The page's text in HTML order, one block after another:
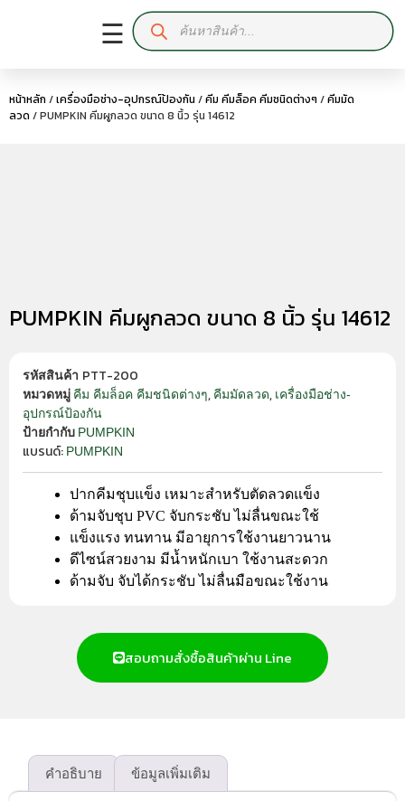
☰
หน้าหลัก /เครื่องมือช่าง-อุปกรณ์ป้องกัน /คีม คีมล็อค คีมชนิดต่างๆ /คีมมัด
ลวด / PUMPKIN คีมผูกลวด ขนาด 8 นิ้ว รุ่น 14612
PUMPKIN คีมผูกลวด ขนาด 8 นิ้ว รุ่น 14612
รหัสสินค้า PTT-200
หมวดหมู่ คีม คีมล็อค คีมชนิดต่างๆ, คีมมัดลวด, เครื่องมือช่าง-
อุปกรณ์ป้องกัน
ป้ายกำกับ PUMPKIN
แบรนด์: PUMPKIN
ปากคีมชุบแข็ง เหมาะสำหรับตัดลวดแข็ง
ด้ามจับชุบ PVC จับกระชับ ไม่ลื่นขณะใช้
แข็งแรง ทนทาน มีอายุการใช้งานยาวนาน
ดีไซน์สวยงาม มีน้ำหนักเบา ใช้งานสะดวก
ด้ามจับ จับได้กระชับ ไม่ลื่นมือขณะใช้งาน
สอบถามสั่งซื้อสินค้าผ่าน Line
คำอธิบาย ข้อมูลเพิ่มเติม